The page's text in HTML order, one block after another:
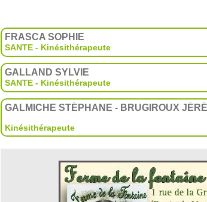
FRASCA SOPHIE
SANTE - Kinésithérapeute
GALLAND SYLVIE
SANTE - Kinésithérapeute
GALMICHE STÉPHANE - BRUGIROUX
Kinésithérapeute